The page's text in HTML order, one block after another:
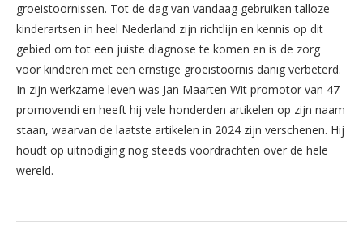
groeistoornissen. Tot de dag van vandaag gebruiken talloze
kinderartsen in heel Nederland zijn richtlijn en kennis op dit
gebied om tot een juiste diagnose te komen en is de zorg
voor kinderen met een ernstige groeistoornis danig verbeterd.
In zijn werkzame leven was Jan Maarten Wit promotor van 47
promovendi en heeft hij vele honderden artikelen op zijn naam
staan, waarvan de laatste artikelen in 2024 zijn verschenen. Hij
houdt op uitnodiging nog steeds voordrachten over de hele
wereld.